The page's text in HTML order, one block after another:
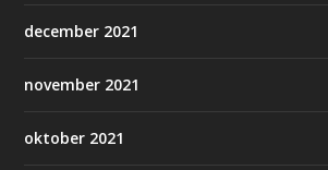
december 2021
november 2021
oktober 2021